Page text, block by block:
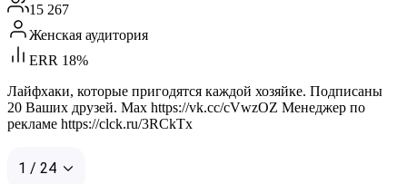
15 267
Женская аудитория
ERR 18%
Лайфхаки, которые пригодятся каждой хозяйке. Подписаны
20 Ваших друзей. Max https://vk.cc/cVwzOZ Менеджер по
рекламе https://clck.ru/3RCkTx
1 / 24